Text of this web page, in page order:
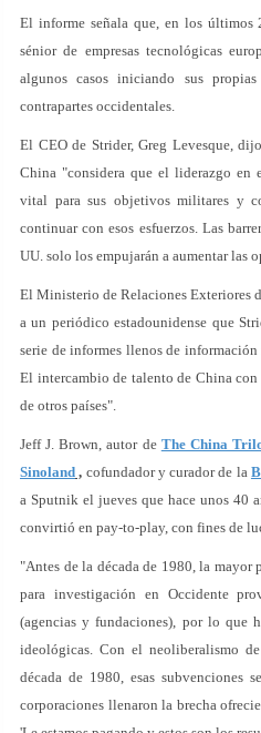
El informe señala que, en los últimos
sénior de empresas tecnológicas
algunos casos iniciando sus
contrapartes occidentales.
El CEO de Strider, Greg Levesque,
China "considera que el liderazgo en
vital para sus objetivos militares y
continuar con esos esfuerzos. Las
UU. solo los empujarán a aumentar las
El Ministerio de Relaciones Exteriores
a un periódico estadounidense que
serie de informes llenos de
El intercambio de talento de China con
de otros países".
Jeff J. Brown, autor de The China
Sinoland , cofundador y curador de la
a Sputnik el jueves que hace unos 40
convirtió en pay-to-play, con fines de
"Antes de la década de 1980, la mayor
para investigación en Occidente
(agencias y fundaciones), por lo que
ideológicas. Con el neoliberalismo
década de 1980, esas subvenciones
corporaciones llenaron la brecha